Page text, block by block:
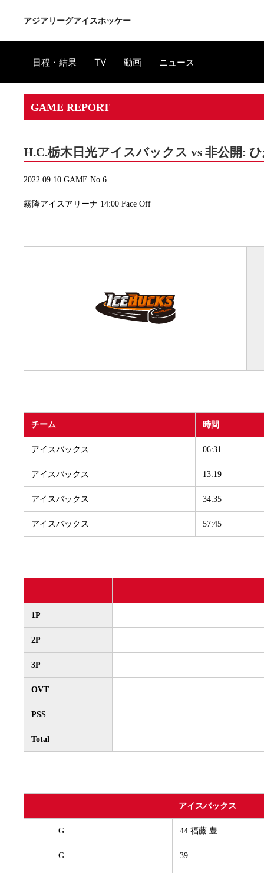
アジアリーグアイスホッケー
日程・結果 TV 動画 ニュース
GAME REPORT
H.C.栃木日光アイスバックス vs 非公開:
2022.09.10 GAME No.6
霧降アイスアリーナ 14:00 Face Off
チーム 時間
アイスバックス 06:31
アイスバックス 13:19
アイスバックス 34:35
アイスバックス 57:45
1P
2P
3P
OVT
PSS
Total
アイスバックス
G 44.福藤 豊
G 39